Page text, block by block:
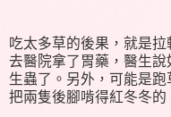
吃太多草的後果，就是
去醫院拿了胃藥，醫生
生蟲了。另外，可能是
把兩隻後腳啃得紅冬冬